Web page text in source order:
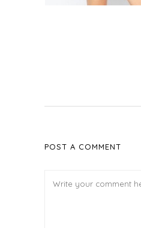
POST A COMMENT